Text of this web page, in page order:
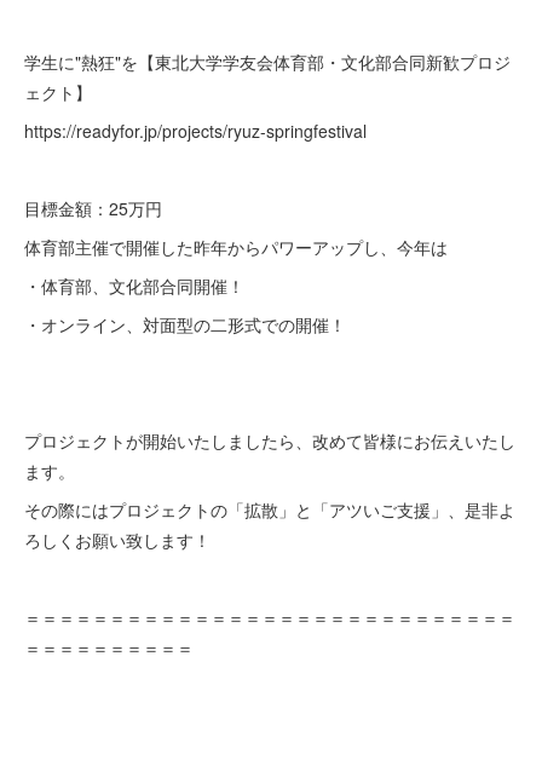
学生に"熱狂"を【東北大学学友会体育部・文化部合同新歓プロジ
ェクト】
https://readyfor.jp/projects/ryuz-springfestival
目標金額：25万円
体育部主催で開催した昨年からパワーアップし、今年は
・体育部、文化部合同開催！
・オンライン、対面型の二形式での開催！
プロジェクトが開始いたしましたら、改めて皆様にお伝えいたし
ます。
その際にはプロジェクトの「拡散」と「アツいご支援」、是非よ
ろしくお願い致します！
＝＝＝＝＝＝＝＝＝＝＝＝＝＝＝＝＝＝＝＝＝＝＝＝＝＝＝＝＝
＝＝＝＝＝＝＝＝＝＝